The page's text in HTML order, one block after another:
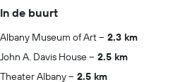
In de buurt
Albany Museum of Art
2.3 km
John A. Davis House
2.5 km
Theater Albany
2.5 km